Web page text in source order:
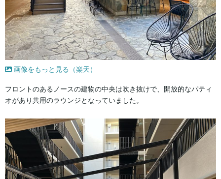
画像をもっと見る（楽天）
フロントのあるノースの建物の中央は吹き抜けで、開放的なパティ
オがあり共用のラウンジとなっていました。